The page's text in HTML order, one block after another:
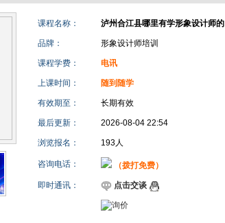
课程名称： 泸州合江县哪里有学形象设计师的
品牌： 形象设计师培训
课程学费： 电讯
上课时间： 随到随学
有效期至： 长期有效
最后更新： 2026-08-04 22:54
浏览报名： 193人
咨询电话： （拨打免费）
即时通讯： 点击交谈